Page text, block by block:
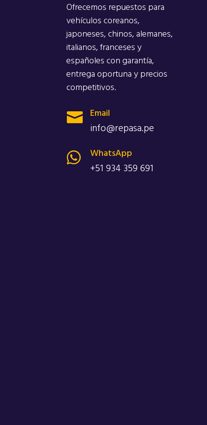
Ofrecemos repuestos para
vehículos coreanos,
japoneses, chinos, alemanes,
italianos, franceses y
españoles con garantía,
entrega oportuna y precios
competitivos.
 Email
info@repasa.pe

WhatsApp
+51 934 359 691